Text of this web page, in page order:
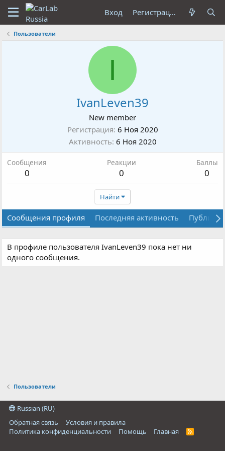
Вход Регистрация
Пользователи
I
IvanLeven39
New member
Регистрация 6 Ноя 2020
Активность 6 Ноя 2020
Сообщения
0
Реакции
0
Баллы
0
Найти
Сообщения профиля Последняя активность
В профиле пользователя IvanLeven39 пока нет ни
одного сообщения.
Пользователи
Russian (RU)
Обратная связь
Условия и правила
Политика конфиденциальности
Помощь Главная
R